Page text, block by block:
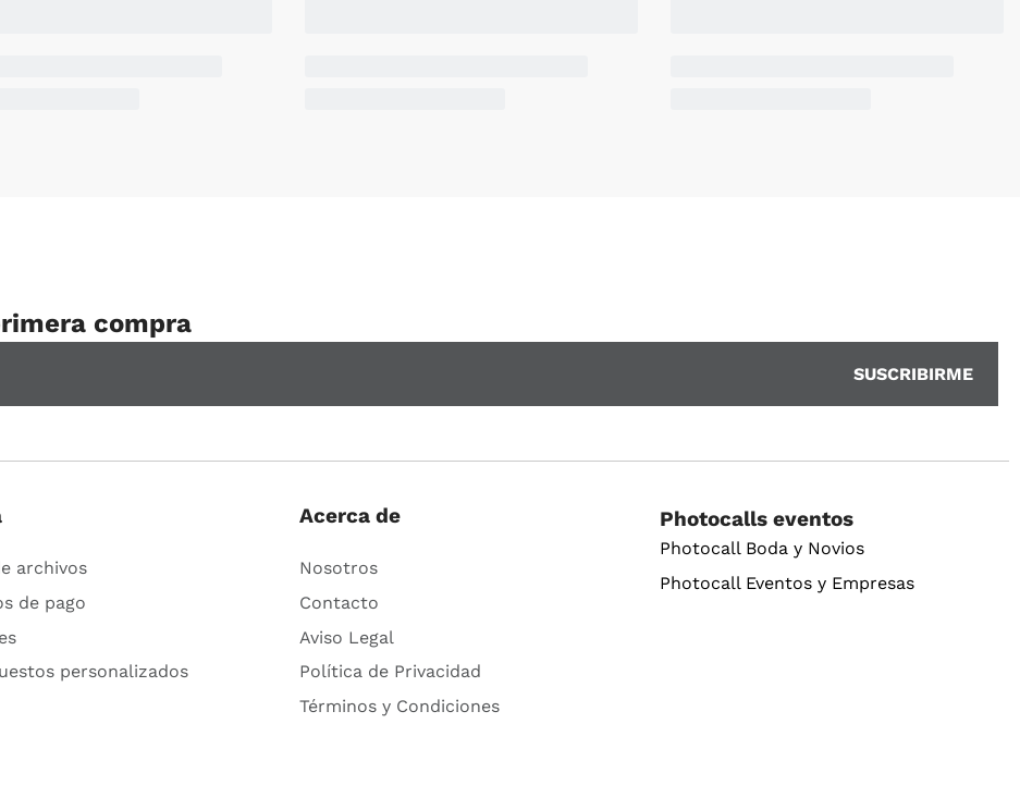
compra
archivos
de pago
personalizados
Acerca de
Nosotros
Contacto
Aviso Legal
Política de Privacidad
Términos y Condiciones
Photocalls eventos
Photocall Boda y Novios
Photocall Eventos y Empresas